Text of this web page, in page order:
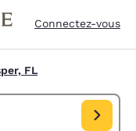
Connectez-vous
FL
Date d’arrivée aoû 08,